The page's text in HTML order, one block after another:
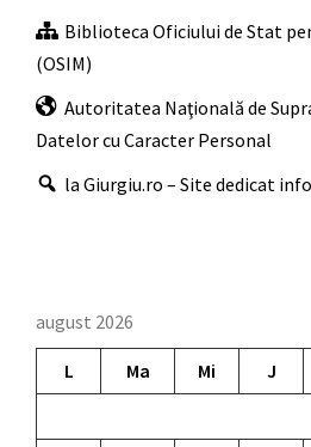
Biblioteca Oficiului de Stat
(OSIM)
Autoritatea Naţională de
Datelor cu Caracter Personal
la Giurgiu.ro – Site dedicat
august 2026
L Ma Mi J